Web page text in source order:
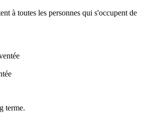
à toutes les personnes qui s'occupent de